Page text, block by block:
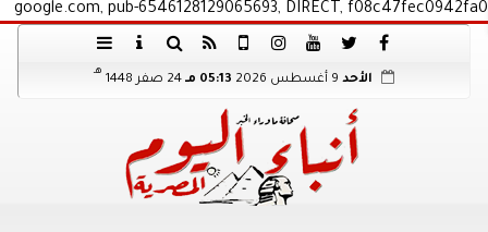
google.com, pub-6546128129065693, DIRECT, f08c47fec0942fa0
الأحد 05:13 مـ 24 صفر 1448
هـ